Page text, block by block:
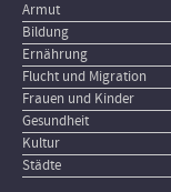
Armut
Bildung
Ernährung
Flucht und Migration
Frauen und Kinder
Gesundheit
Kultur
Städte